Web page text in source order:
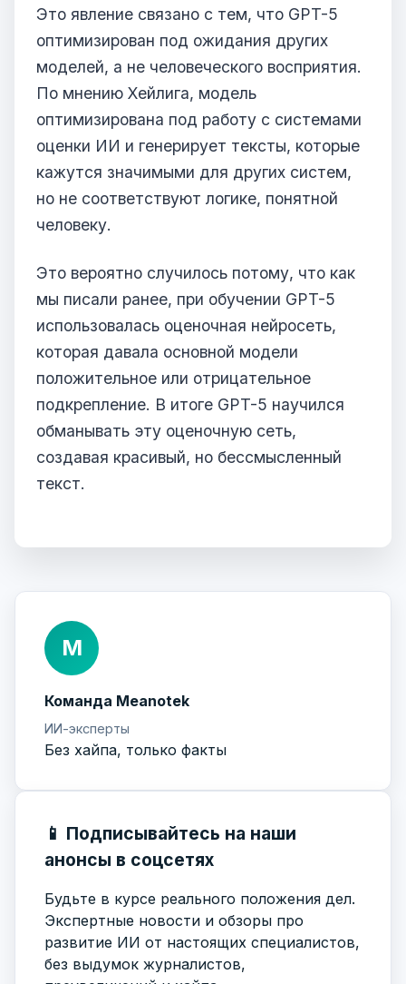
Это явление связано с тем, что GPT-5
оптимизирован под ожидания других
моделей, а не человеческого восприятия.
По мнению Хейлига, модель
оптимизирована под работу с системами
оценки ИИ и генерирует тексты, которые
кажутся значимыми для других систем,
но не соответствуют логике, понятной
человеку.
Это вероятно случилось потому, что как
мы писали ранее, при обучении GPT-5
использовалась оценочная нейросеть,
которая давала основной модели
положительное или отрицательное
подкрепление. В итоге GPT-5 научился
обманывать эту оценочную сеть,
создавая красивый, но бессмысленный
текст.
М
Команда Meanotek
ИИ-эксперты
Без хайпа, только факты
📱 Подписывайтесь на наши
анонсы в соцсетях
Будьте в курсе реального положения дел.
Экспертные новости и обзоры про
развитие ИИ от настоящих специалистов,
без выдумок журналистов,